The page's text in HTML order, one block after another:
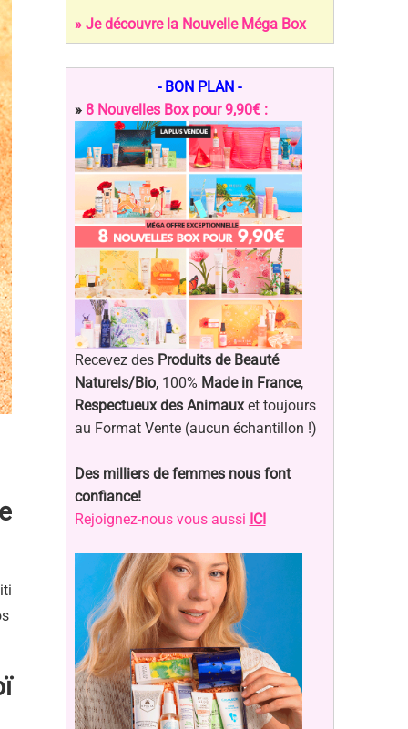
» Je découvre la Nouvelle Méga Box
- BON PLAN -
» 8 Nouvelles Box pour 9,90€ :
Recevez des Produits de Beauté
Naturels/Bio, 100% Made in France,
Respectueux des Animauxet toujours
au Format Vente (aucun échantillon !)
Des milliers de femmes nous font
confiance!
Rejoignez-nous vous aussi ICI